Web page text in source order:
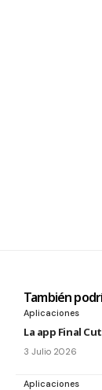
También
Aplicaciones
La app Final
3 Julio 2026
Aplicaciones